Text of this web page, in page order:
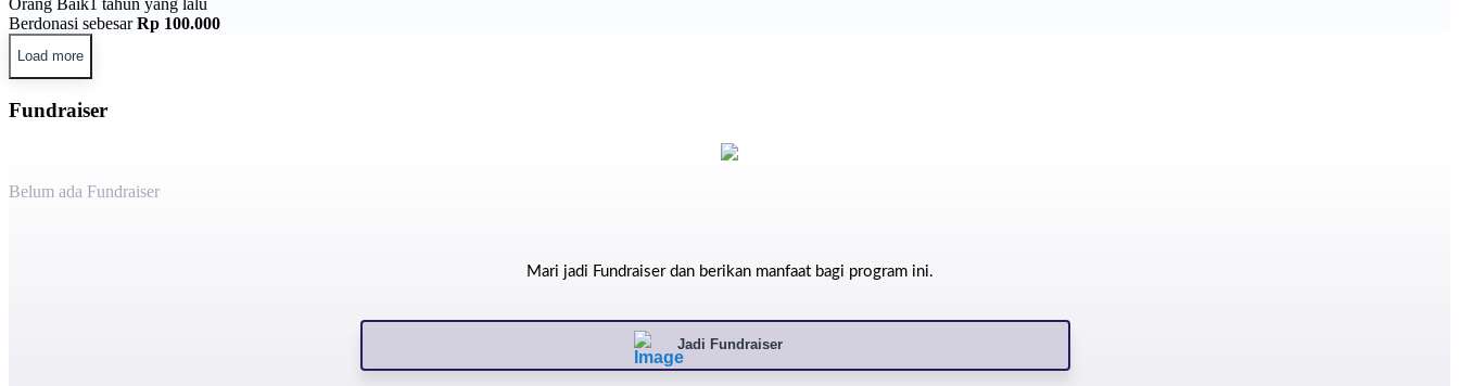
Berdonasi sebesarRp 100.000
Load more
Fundraiser
Belum ada Fundraiser
Mari jadi Fundraiser dan berikan manfaat bagi program ini.
Jadi Fundraiser